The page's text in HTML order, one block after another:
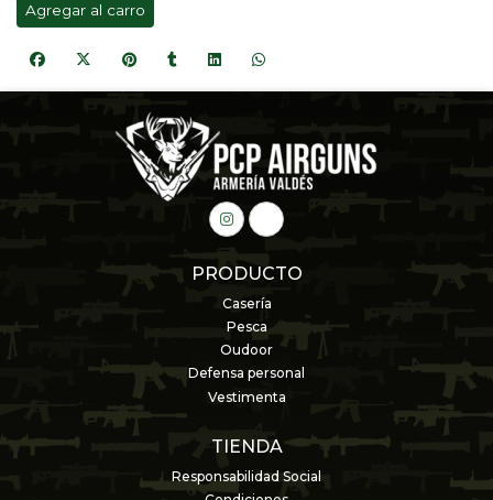
Agregar al carro
PRODUCTO
Casería
Pesca
Oudoor
Defensa personal
Vestimenta
TIENDA
Responsabilidad Social